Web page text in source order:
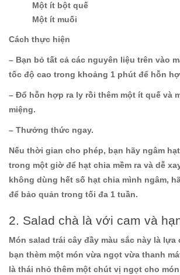
Một ít bột quế
Một ít muối
Cách thực hiện
– Bạn bỏ tất cả các nguyên liệu trên vào
tốc độ cao trong khoảng 1 phút để hỗn
– Đổ hỗn hợp ra ly rồi thêm một ít quế và
miệng.
– Thưởng thức ngay.
Nếu thời gian cho phép, bạn hãy ngâm
trong một giờ để hạt chia mềm ra và dễ
không dùng hết số hạt chia mình ngâm,
để bảo quản trong tối đa 1 tuần.
2. Salad chà là với cam và
Món salad trái cây đầy màu sắc này là
bạn thèm một món vừa ngọt vừa thanh
là thái nhỏ thêm một chút vị ngọt cho